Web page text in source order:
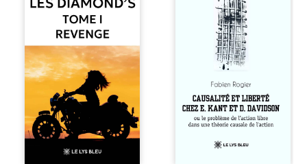
de motards aussi
réputé et respecté
que redouté dans
tout le pays. Rien
ne la prédestinait
à cette vie, mais
les épreuves ont
forgé une femme
dure, inaccessible
et résolue à ne
jamais dévoiler
ses faiblesses,
jusqu’à ce que le
actes s’inscrit
dans une chaîne
de causes ? À
travers une
confrontation
entre les pensées
d’Emmanuel Kant
et de Donald
Davidson, cet
essai explore les
liens entre libre
déterminisme